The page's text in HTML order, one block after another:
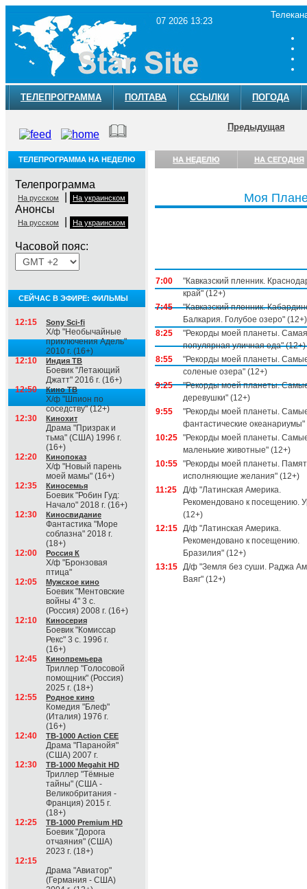
07 2026 13:23
ТЕЛЕПРОГРАММА ПОЛТАВА ССЫЛКИ ПОГОДА
Предыдущая
ТЕЛЕПРОГРАММА НА НЕДЕЛЮ
Телепрограмма
На русском На украинском
Анонсы
На русском На украинском
Часовой пояс:
СЕЙЧАС В ЭФИРЕ: ФИЛЬМЫ
12:15 Sony Sci-fi
Х/ф "Необычайные
приключения Адель"
2010 г. (16+)
12:10
Индия ТВ
Боевик "Летающий
Джатт" 2016 г. (16+)
12:50
Кино ТВ
Х/ф "Шпион по
соседству" (12+)
12:30
Кинохит
Драма "Призрак и
тьма" (США) 1996 г.
(16+)
12:20
Кинопоказ
Х/ф "Новый парень
моей мамы" (16+)
12:35
Киносемья
Боевик "Робин Гуд:
Начало" 2018 г. (16+)
12:30
Киносвидание
Фантастика "Море
соблазна" 2018 г.
(18+)
12:00
Россия К
Х/ф "Бронзовая
птица"
12:05
Мужское кино
Боевик "Ментовские
войны 4" 3 с.
(Россия) 2008 г. (16+)
12:10
Киносерия
Боевик "Комиссар
Рекс" 3 с. 1996 г.
(16+)
12:45
Кинопремьера
Триллер "Голосовой
помощник" (Россия)
2025 г. (18+)
12:55
Родное кино
Комедия "Блеф"
(Италия) 1976 г.
(16+)
12:40
ТВ-1000 Action CEE
Драма "Паранойя"
(США) 2007 г.
12:30
ТВ-1000 Megahit HD
Триллер "Тёмные
тайны" (США -
Великобритания -
Франция) 2015 г.
(18+)
12:25
ТВ-1000 Premium HD
Боевик "Дорога
отчаяния" (США)
2023 г. (18+)
12:15
Драма "Авиатор"
(Германия - США)
НА НЕДЕЛЮ НА СЕГОДНЯ
Моя
7:00
"Кавказский пленник.
край" (12+)
7:45
"Кавказский пленник.
Балкария. Голубое озеро" (12+)
8:25
"Рекорды моей планеты. Самая
популярная уличная еда" (12+)
8:55
"Рекорды моей планеты.
соленые озера" (12+)
9:25
"Рекорды моей планеты.
деревушки" (12+)
9:55
"Рекорды моей планеты.
фантастические океанариумы"
10:25 "Рекорды моей планеты.
маленькие животные" (12+)
10:55 "Рекорды моей планеты.
исполняющие желания" (12+)
11:25
Д/ф "Латинская Америка.
Рекомендовано к посещению.
(12+)
12:15 Д/ф "Латинская Америка.
Рекомендовано к посещению.
Бразилия" (12+)
13:15 Д/ф "Земля без суши. Раджа
Ваяг" (12+)